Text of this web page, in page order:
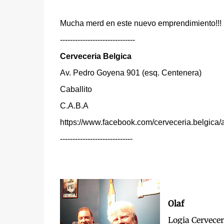
Mucha merd en este nuevo emprendimiento!!!
------------------------------
Cerveceria Belgica
Av. Pedro Goyena 901 (esq. Centenera)
Caballito
C.A.B.A
https://www.facebook.com/cerveceria.belgica/
-----------------------------
Olaf
Logia